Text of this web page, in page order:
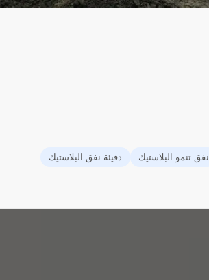
نفق تنمو البلاستيك دفيئة نفق البلاستيك